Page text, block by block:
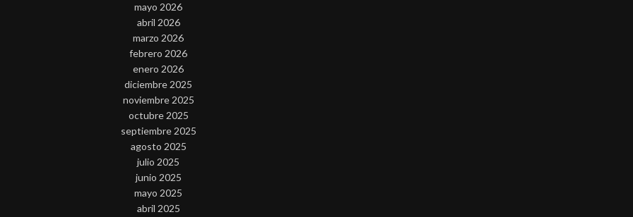
mayo 2026
abril 2026
marzo 2026
febrero 2026
enero 2026
diciembre 2025
noviembre 2025
octubre 2025
septiembre 2025
agosto 2025
julio 2025
junio 2025
mayo 2025
abril 2025